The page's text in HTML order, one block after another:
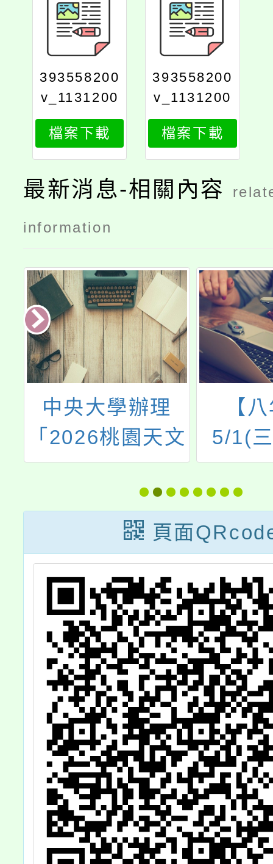
393558200
v_1131200
043_405_p
rint
檔案下載
393558200
v_1131200
043_4051
檔案下載
最新消息-相關內容
information
中央大學辦理
「2026桃園天文
嘉年華－國中學
生一日大學參
訪」活動
【
5/1(
導：
【家
片欣
頁面